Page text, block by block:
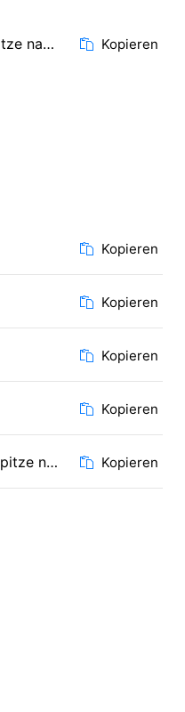
Pfeil mit dreieckiger Spitze nach rechts über Pfeil mit dreieckiger Spitze nach links Kopieren
Kopieren
Kopieren
Kopieren
Kopieren
Fetter Pfeil mit runder Spitze nach rechts Kopieren